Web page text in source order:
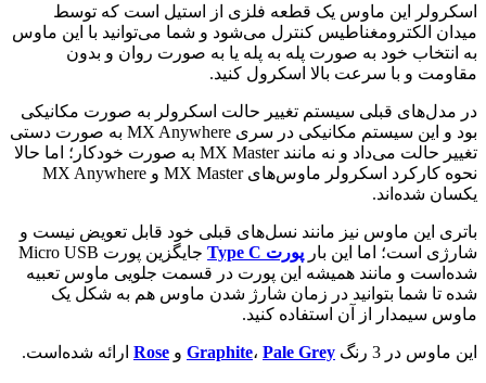
اسکرولر این ماوس یک قطعه فلزی از استیل است که توسط
میدان الکترومغناطیس کنترل می‌شود و شما می‌توانید با این ماوس
به انتخاب خود به صورت پله به پله یا به صورت روان و بدون
مقاومت و با سرعت بالا اسکرول کنید.
در مدل‌های قبلی سیستم تغییر حالت اسکرولر به صورت مکانیکی
بود و این سیستم مکانیکی در سری MX Anywhere به صورت دستی
تغییر حالت می‌داد و نه مانند MX Master به صورت خودکار؛ اما حالا
نحوه کارکرد اسکرولر ماوس‌های MX Master و MX Anywhere
یکسان شده‌اند.
باتری این ماوس نیز مانند نسل‌های قبلی خود قابل تعویض نیست و
شارژی است؛ اما این بار پورت Type C
جایگزین پورت Micro USB
شده‌است و مانند همیشه این پورت در قسمت جلویی ماوس تعبیه
شده تا شما بتوانید در زمان شارژ شدن ماوس هم به شکل یک
ماوس سیمدار از آن استفاده کنید.
این ماوس در 3 رنگ Graphite، Pale Grey و Rose ارائه شده‌است.